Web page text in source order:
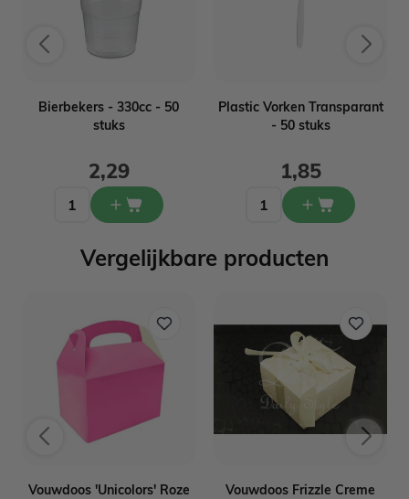
Bierbekers - 330cc - 50
stuks
2,29
Plastic Vorken Transparant
- 50 stuks
1,85
Vergelijkbare producten
Vouwdoos 'Unicolors' Roze
Vouwdoos Frizzle Creme